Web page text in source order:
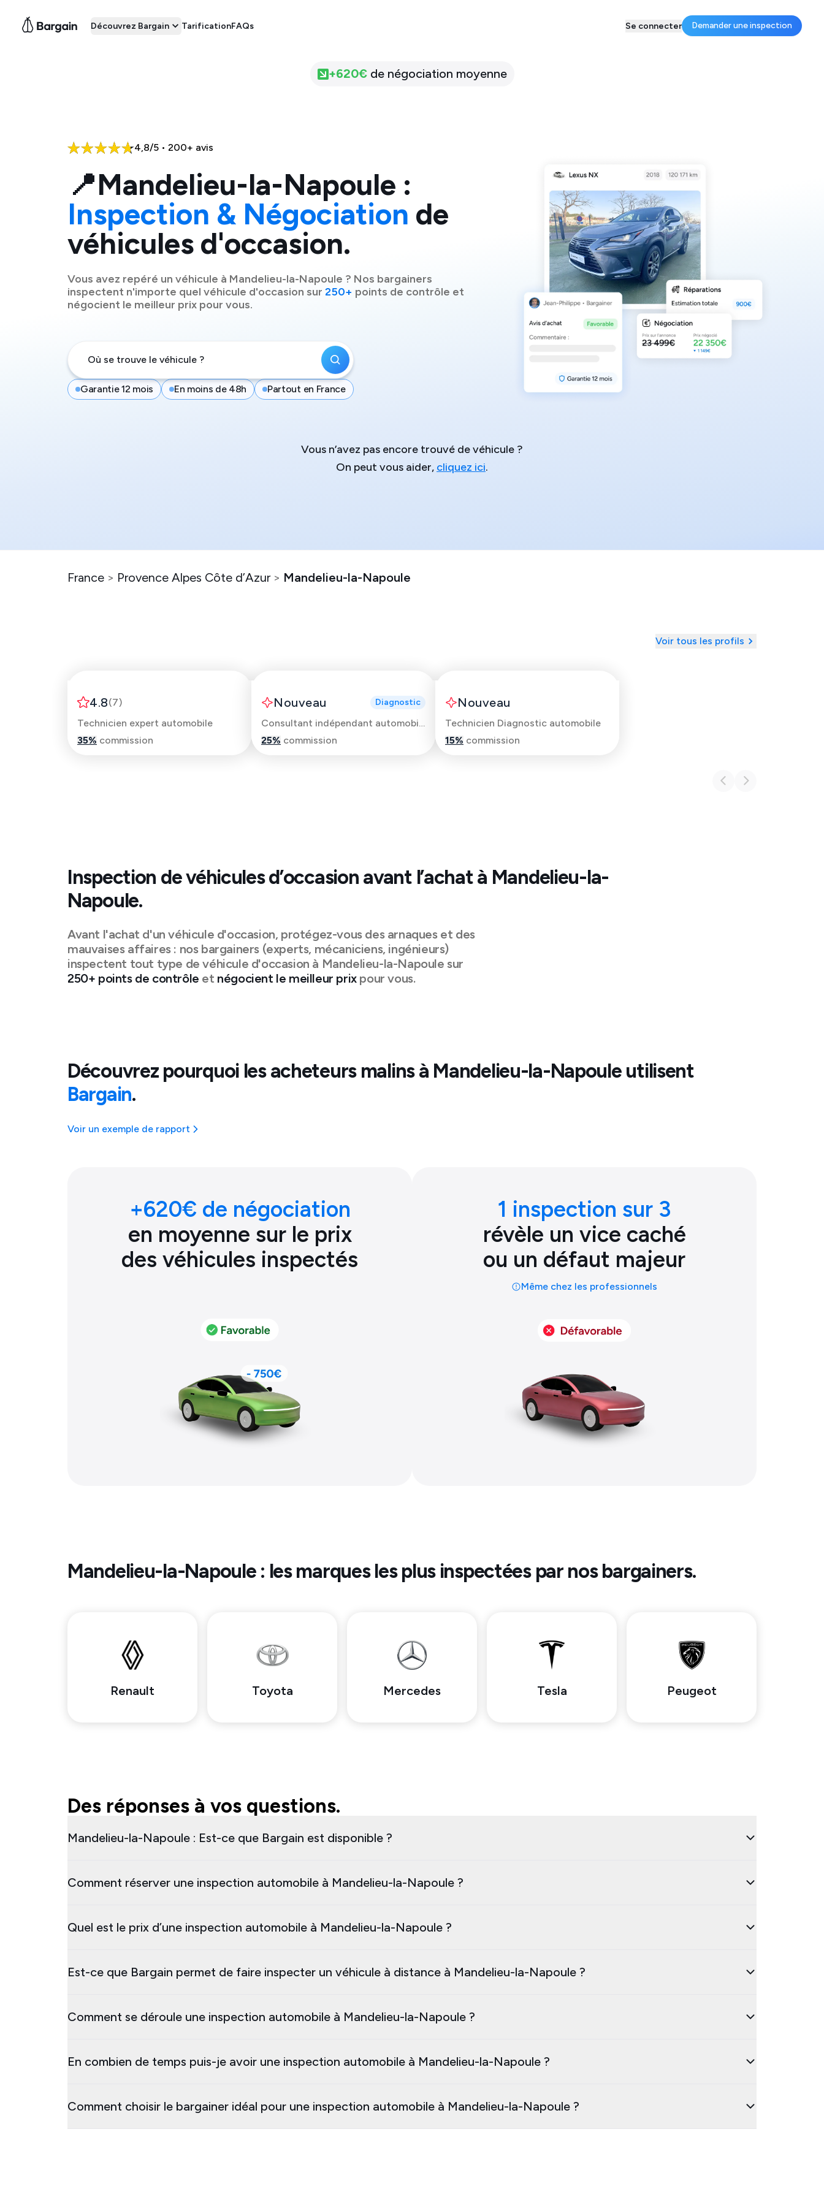
Découvrez Bargain TarificationFAQs Se connecter Demander une inspection
+620€ de négociation moyenne
4,8/5 • 200+ avis
📍Mandelieu-la-Napoule :
Inspection & Négociation de
véhicules d'occasion.
Vous avez repéré un véhicule à Mandelieu-la-Napoule ? Nos bargainers
inspectent n'importe quel véhicule d'occasion sur 250+ points de contrôle et
négocient le meilleur prix pour vous.
Garantie 12 mois En moins de 48h Partout en France
Vous n’avez pas encore trouvé de véhicule ?
On peut vous aider, cliquez ici.
France > Provence Alpes Côte d’Azur > Mandelieu-la-Napoule
Voir tous les profils
4.8(7)
Technicien expert automobile
35% commission
Nouveau Diagnostic
Consultant indépendant automobile
25% commission
Nouveau
Technicien Diagnostic automobile
15% commission
Inspection de véhicules d’occasion avant l’achat à Mandelieu-la-
Napoule.
Avant l'achat d'un véhicule d'occasion, protégez-vous des arnaques et des
mauvaises affaires : nos bargainers (experts, mécaniciens, ingénieurs)
inspectent tout type de véhicule d'occasion à Mandelieu-la-Napoule sur
250+ points de contrôle et négocient le meilleur prixpour vous.
Découvrez pourquoi les acheteurs malins à Mandelieu-la-Napouleutilisent
Bargain.
Voir un exemple de rapport
+620€ de négociation
en moyenne sur le prix
des véhicules inspectés
1 inspection sur 3
révèle un vice caché
ou un défaut majeur
Même chez les professionnels
Mandelieu-la-Napoule: les marques les plus inspectées par nos bargainers.
Renault Toyota Mercedes Tesla Peugeot
Des réponses à vos questions.
Mandelieu-la-Napoule : Est-ce que Bargain est disponible ?
Comment réserver une inspection automobile à Mandelieu-la-Napoule ?
Quel est le prix d’une inspection automobile à Mandelieu-la-Napoule ?
Est-ce que Bargain permet de faire inspecter un véhicule à distance à Mandelieu-la-Napoule ?
Comment se déroule une inspection automobile à Mandelieu-la-Napoule ?
En combien de temps puis-je avoir une inspection automobile à Mandelieu-la-Napoule ?
Comment choisir le bargainer idéal pour une inspection automobile à Mandelieu-la-Napoule ?